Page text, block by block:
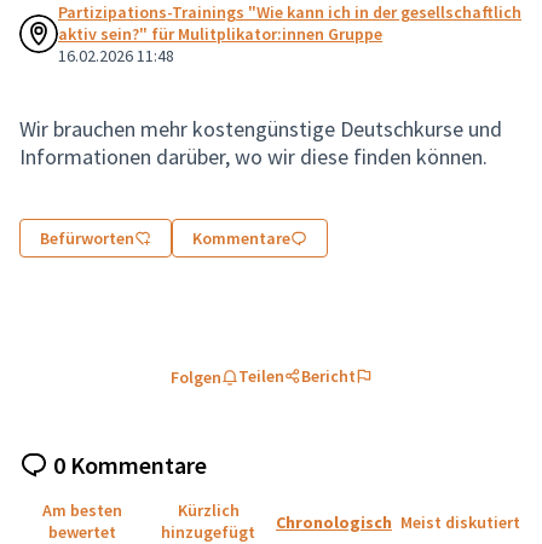
Partizipations-Trainings "Wie kann ich in der gesellschaftlich
aktiv sein?" für Mulitplikator:innen Gruppe
16.02.2026 11:48
Wir brauchen mehr kostengünstige Deutschkurse und
Informationen darüber, wo wir diese finden können.
Befürworten Kommentare
Folgen Teilen Bericht
0 Kommentare
Am besten
bewertet
Kürzlich
hinzugefügt
Chronologisch Meist diskutiert